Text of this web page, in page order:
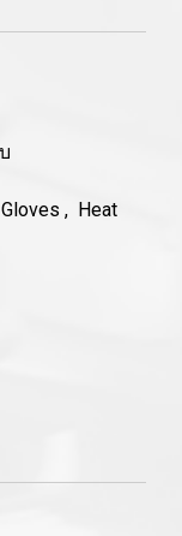
, Heat